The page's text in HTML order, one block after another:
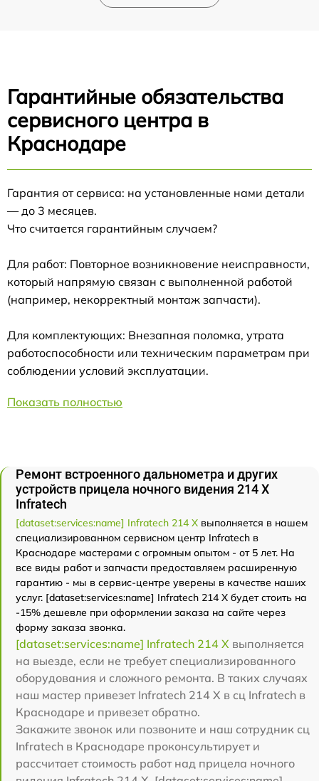
Гарантийные обязательства
сервисного центра в
Краснодаре
Гарантия от сервиса: на установленные нами детали
— до 3 месяцев.
Что считается гарантийным случаем?
Для работ: Повторное возникновение неисправности,
который напрямую связан с выполненной работой
(например, некорректный монтаж запчасти).
Для комплектующих: Внезапная поломка, утрата
работоспособности или техническим параметрам при
соблюдении условий эксплуатации.
Показать полностью
Ремонт встроенного дальнометра и других
устройств прицела ночного видения 214 Х
Infratech
[dataset:services:name] Infratech 214 Х выполняется в нашем
специализированном сервисном центр Infratech в
Краснодаре мастерами с огромным опытом - от 5 лет. На
все виды работ и запчасти предоставляем расширенную
гарантию - мы в сервис-центре уверены в качестве наших
услуг. [dataset:services:name] Infratech 214 Х будет стоить на
-15% дешевле при оформлении заказа на сайте через
форму заказа звонка.
[dataset:services:name] Infratech 214 Х выполняется
на выезде, если не требует специализированного
оборудования и сложного ремонта. В таких случаях
наш мастер привезет Infratech 214 Х в сц Infratech в
Краснодаре и привезет обратно.
Закажите звонок или позвоните и наш сотрудник сц
Infratech в Краснодаре проконсультирует и
рассчитает стоимость работ над прицела ночного